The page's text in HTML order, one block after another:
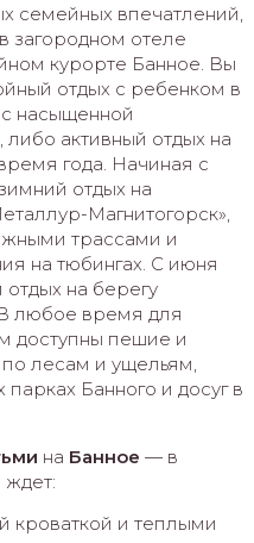
семейных впечатлений,
загородном отеле
курорте Банное. Вы
отдых с ребенком в
насыщенной
активный отдых на
года. Начиная с
отдых на
Магнитогорск»,
трассами и
на тюбингах. С июня
на берегу
любое время для
доступны пешие и
по лесам и ущельям,
Банного и досуг в
на Банное — в
ждет:
кроваткой и теплыми